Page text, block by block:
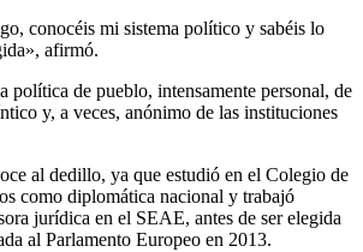
conocéis mi sistema político y sabéis lo
afirmó.
política de pueblo, intensamente personal, de
y, a veces, anónimo de las instituciones
al dedillo, ya que estudió en el Colegio de
como diplomática nacional y trabajó
jurídica en el SEAE, antes de ser elegida
al Parlamento Europeo en 2013.